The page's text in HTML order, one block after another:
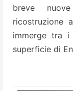
breve
ricostruzione
immerge tra i
superficie di